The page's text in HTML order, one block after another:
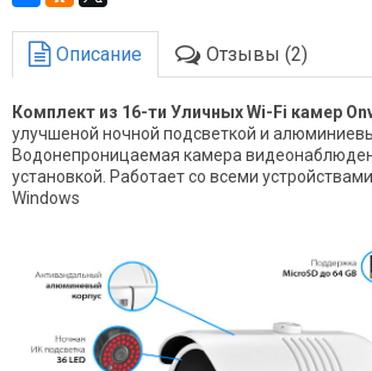
Описание Отзывы (2)
Комплект из 16-ти Уличных Wi-Fi камер
улучшеной ночной подсветкой и
Водонепроницаемая камера
установкой. Работает со всеми
Windows